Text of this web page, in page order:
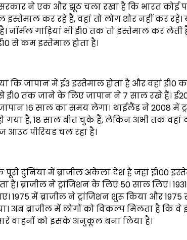
ने एक और झूठ चला रखा है कि भारत कोई
कर रहे हैं, वहां तो लोग शोर नहीं कर
नॉर्मल गाड़ियां भी ई10 तक तो इस्तेमाल कर
से कम इस्तेमाल होता है।
जापान में ई3 इस्तेमाल होता है और वहां ई10
ई10 तक जाने के लिए जापान ने 7 साल रखे हैं।
16 साल का समय लेगा। थाईलैंड ने 2008 में
गया है, 18 साल बीत चुके हैं, लेकिन अभी तक
पीरियड चल रहा है।
दुनिया में ब्राजील अकेला देश है जहां ई100
ब्राजील ने ट्रांजिशन के लिए 50 साल लिए।
1975 में ब्राजील ने ट्रांजिशन शुरू किया और
ब्राजील में लोगों को विकल्प मिलता है कि वे
वाहनों को इसके अनुकूल बना लिया है।